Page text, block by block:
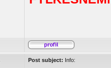
Post subject: Info: